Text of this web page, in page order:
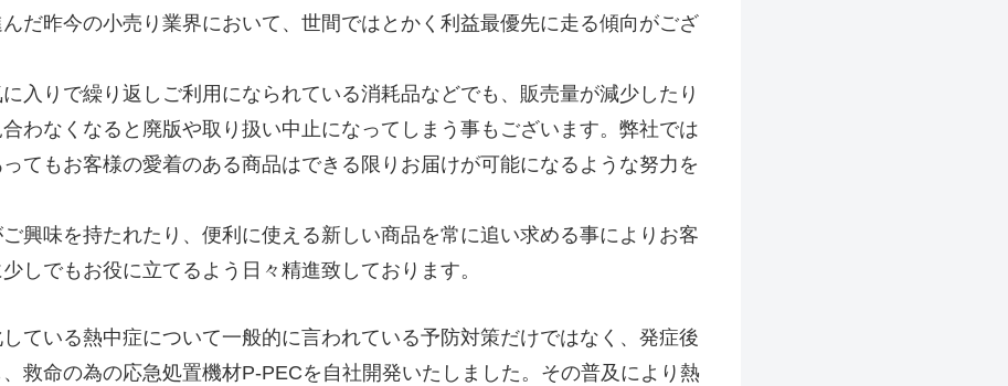
だ昨今の小売り業界において、世間ではとかく利益最優先に走る傾向がござ
入りで繰り返しご利用になられている消耗品などでも、販売量が減少したり
わなくなると廃版や取り扱い中止になってしまう事もございます。弊社では
てもお客様の愛着のある商品はできる限りお届けが可能になるような努力を
興味を持たれたり、便利に使える新しい商品を常に追い求める事によりお客
しでもお役に立てるよう日々精進致しております。
ている熱中症について一般的に言われている予防対策だけではなく、発症後
救命の為の応急処置機材P-PECを自社開発いたしました。その普及により熱